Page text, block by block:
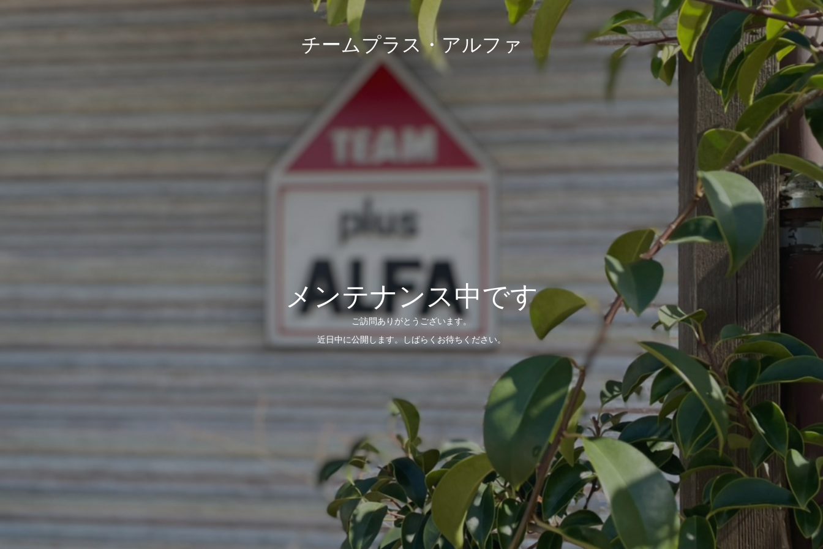
チームプラス・アルファ
メンテナンス中です
ご訪問ありがとうございます。
近日中に公開します。しばらくお待ちください。